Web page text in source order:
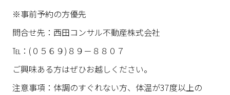
※事前予約の方優先
問合せ先：西田コンサル不動産株式会社
℡：(０５６９)８９－８８０７
ご興味ある方はぜひお越しください。
注意事項：体調のすぐれない方、体温が37度以上の